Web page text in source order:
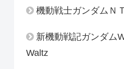
機動戦士ガンダムＮＴ
新機動戦記ガンダ
Waltz